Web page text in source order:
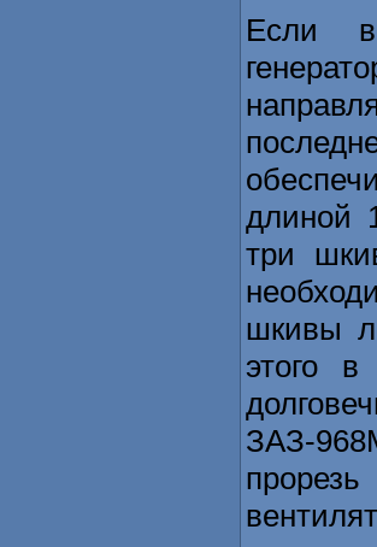
Если
длиной
три
шкивы
этого
ЗАЗ-